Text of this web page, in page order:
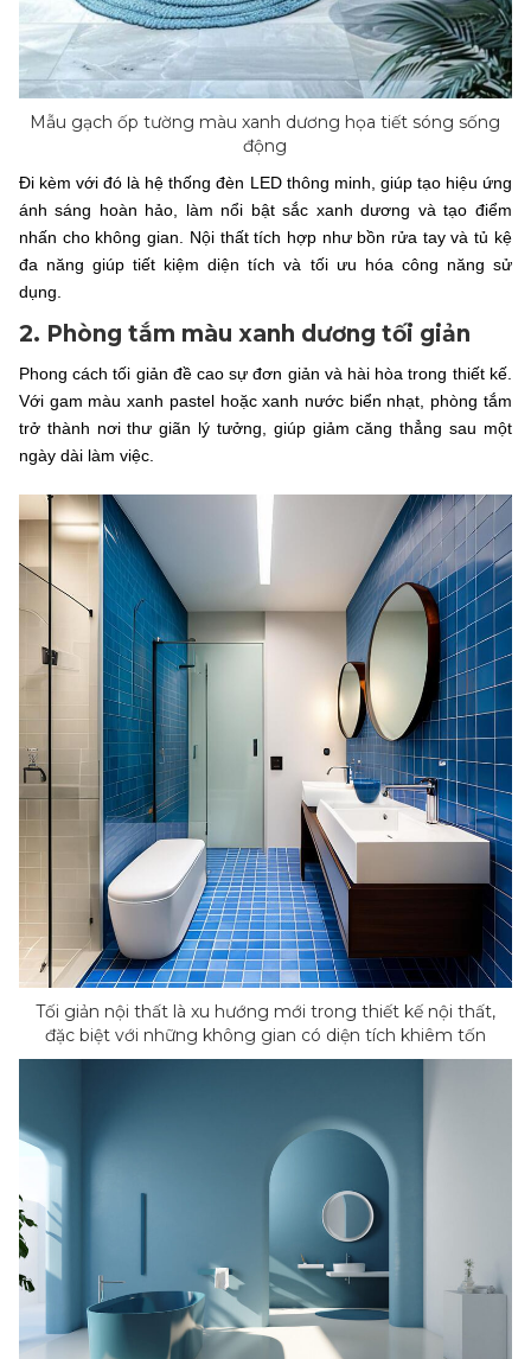
Mẫu gạch ốp tường màu xanh dương họa tiết sóng sống
động
Đi kèm với đó là hệ thống đèn LED thông minh, giúp tạo hiệu ứng
ánh sáng hoàn hảo, làm nổi bật sắc xanh dương và tạo điểm
nhấn cho không gian. Nội thất tích hợp như bồn rửa tay và tủ kệ
đa năng giúp tiết kiệm diện tích và tối ưu hóa công năng sử
dụng.
2. Phòng tắm màu xanh dương tối giản
Phong cách tối giản đề cao sự đơn giản và hài hòa trong thiết kế.
Với gam màu xanh pastel hoặc xanh nước biển nhạt, phòng tắm
trở thành nơi thư giãn lý tưởng, giúp giảm căng thẳng sau một
ngày dài làm việc.
Tối giản nội thất là xu hướng mới trong thiết kế nội thất,
đặc biệt với những không gian có diện tích khiêm tốn